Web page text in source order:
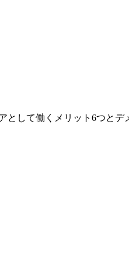
として働くメリット6つとデ